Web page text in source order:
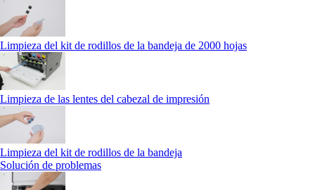
Limpieza del kit de rodillos de la bandeja de 2000 hojas
Limpieza de las lentes del cabezal de impresión
Limpieza del kit de rodillos de la bandeja
Solución de problemas